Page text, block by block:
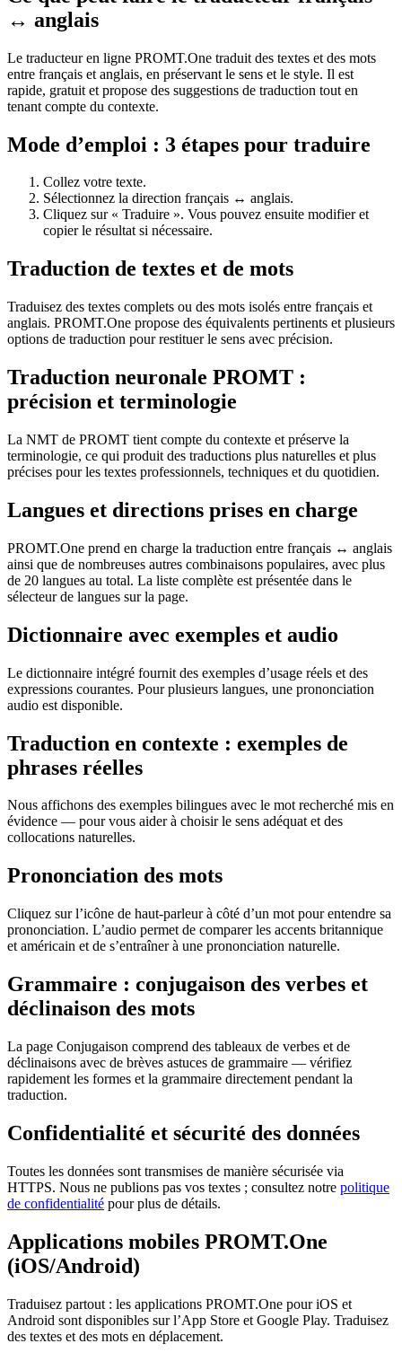
↔ anglais
Le traducteur en ligne PROMT.One traduit des textes et des mots
entre français et anglais, en préservant le sens et le style. Il est
rapide, gratuit et propose des suggestions de traduction tout en
tenant compte du contexte.
Mode d’emploi : 3 étapes pour traduire
Collez votre texte.
Sélectionnez la direction français ↔ anglais.
Cliquez sur « Traduire ». Vous pouvez ensuite modifier et
copier le résultat si nécessaire.
Traduction de textes et de mots
Traduisez des textes complets ou des mots isolés entre français et
anglais. PROMT.One propose des équivalents pertinents et plusieurs
options de traduction pour restituer le sens avec précision.
Traduction neuronale PROMT :
précision et terminologie
La NMT de PROMT tient compte du contexte et préserve la
terminologie, ce qui produit des traductions plus naturelles et plus
précises pour les textes professionnels, techniques et du quotidien.
Langues et directions prises en charge
PROMT.One prend en charge la traduction entre français ↔ anglais
ainsi que de nombreuses autres combinaisons populaires, avec plus
de 20 langues au total. La liste complète est présentée dans le
sélecteur de langues sur la page.
Dictionnaire avec exemples et audio
Le dictionnaire intégré fournit des exemples d’usage réels et des
expressions courantes. Pour plusieurs langues, une prononciation
audio est disponible.
Traduction en contexte : exemples de
phrases réelles
Nous affichons des exemples bilingues avec le mot recherché mis en
évidence — pour vous aider à choisir le sens adéquat et des
collocations naturelles.
Prononciation des mots
Cliquez sur l’icône de haut-parleur à côté d’un mot pour entendre sa
prononciation. L’audio permet de comparer les accents britannique
et américain et de s’entraîner à une prononciation naturelle.
Grammaire : conjugaison des verbes et
déclinaison des mots
La page Conjugaison comprend des tableaux de verbes et de
déclinaisons avec de brèves astuces de grammaire — vérifiez
rapidement les formes et la grammaire directement pendant la
traduction.
Confidentialité et sécurité des données
Toutes les données sont transmises de manière sécurisée via
HTTPS. Nous ne publions pas vos textes ; consultez notre politique
de confidentialité pour plus de détails.
Applications mobiles PROMT.One
(iOS/Android)
Traduisez partout : les applications PROMT.One pour iOS et
Android sont disponibles sur l’App Store et Google Play. Traduisez
des textes et des mots en déplacement.